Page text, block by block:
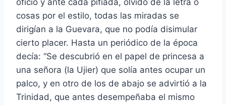
oficio y ante cada pifiada, olvido de la letra o
cosas por el estilo, todas las miradas se
dirigían a la Guevara, que no podía disimular
cierto placer. Hasta un periódico de la época
decía: “Se descubrió en el papel de princesa a
una señora (la Ujier) que solía antes ocupar un
palco, y en otro de los de abajo se advirtió a la
Trinidad, que antes desempeñaba el mismo